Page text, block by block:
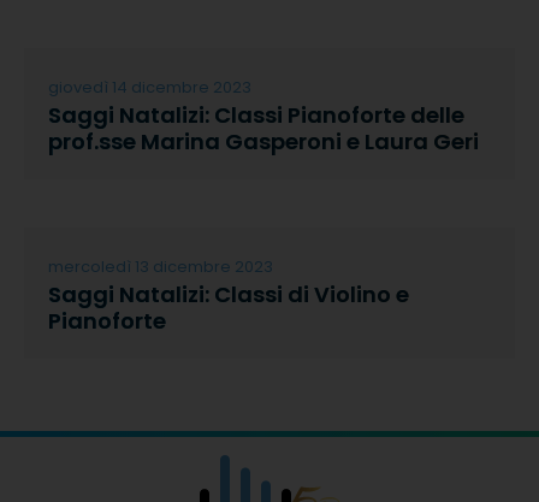
giovedì 14 dicembre 2023
Saggi Natalizi: Classi Pianoforte delle
prof.sse Marina Gasperoni e Laura Geri
mercoledì 13 dicembre 2023
Saggi Natalizi: Classi di Violino e
Pianoforte